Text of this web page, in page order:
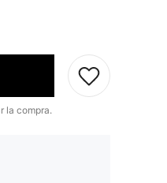
la compra.